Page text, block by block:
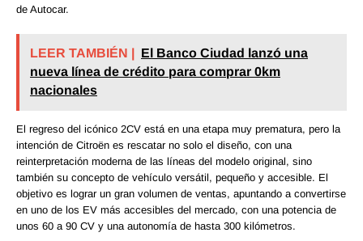
de Autocar.
LEER TAMBIÉN | El Banco Ciudad lanzó una
nueva línea de crédito para comprar 0km
nacionales
El regreso del icónico 2CV está en una etapa muy prematura, pero la
intención de Citroën es rescatar no solo el diseño, con una
reinterpretación moderna de las líneas del modelo original, sino
también su concepto de vehículo versátil, pequeño y accesible. El
objetivo es lograr un gran volumen de ventas, apuntando a convertirse
en uno de los EV más accesibles del mercado, con una potencia de
unos 60 a 90 CV y una autonomía de hasta 300 kilómetros.